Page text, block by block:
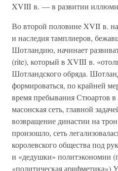
XVIII в. — в развитии
Во второй половине XVII в. на
и наследия тамплиеров,
Шотландию, начинает
(rite), который в XVIII в.
Шотландского обряда.
формироваться, по крайней
время пребывания Стюартов
масонская сеть, главной
возвращение династии на
произошло, сеть
королевского общества под
и «дедушки» политэкономии
«политическая арифметика»)